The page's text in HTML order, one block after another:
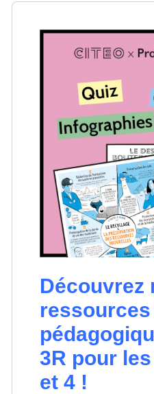
Découvrez
3R pour
et 4 !